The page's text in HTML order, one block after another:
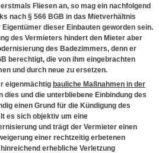
Fliesen an, so mag ein nachfolgend
nach § 566 BGB in das Mietverhältnis
dieser Einbauten geworden sein.
des Vermieters hindert den Mieter aber
des Badezimmers, denn er
berechtigt, die von ihm eingebrachten
und durch neue zu ersetzen.
eigenmächtig bauliche Maßnahmen in der
dies und die unterbliebene Einbindung des
einen Grund für die Kündigung des
es sich objektiv um eine
und trägt der Vermieter einen
einer rechtzeitig erbetenen
erhebliche Verletzung